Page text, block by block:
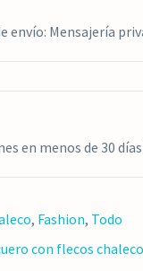
envío: Mensajería
en menos de 30
, Fashion, Todo
con flecos